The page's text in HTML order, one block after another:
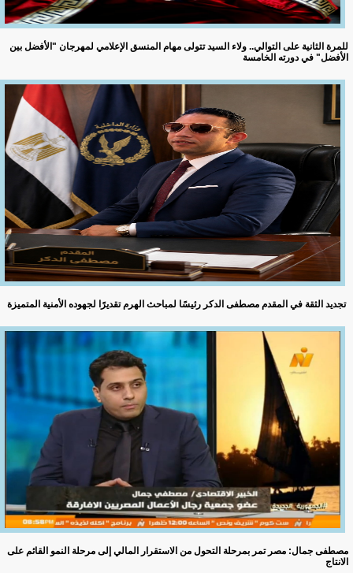
للمرة الثانية على التوالي.. ولاء السيد تتولى مهام المنسق الإعلامي لمهرجان "الأفضل بين
الأفضل" في دورته الخامسة
تجديد الثقة في المقدم مصطفى الدكر رئيسًا لمباحث الهرم تقديرًا لجهوده الأمنية المتميزة
مصطفى جمال: مصر تمر بمرحلة التحول من الاستقرار المالي إلى مرحلة النمو القائم على
الانتاج